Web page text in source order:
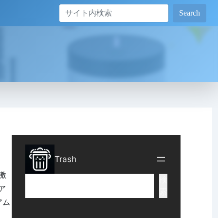
Search
ム